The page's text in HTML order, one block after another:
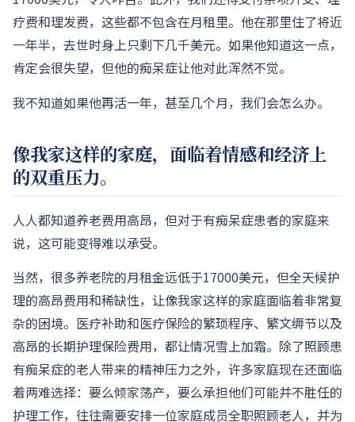
疗费和理发费，这些都不包含在月租里。他在那里住了将近
一年半，去世时身上只剩下几千美元。如果他知道这一点，
肯定会很失望，但他的痴呆症让他对此浑然不觉。
我不知道如果他再活一​​年，甚至几个月，我们会怎么办。
像我家这样的家庭，面临着情感和经济上
的双重压力。
人人都知道养老费用高昂，但对于有痴呆症患者的家庭来
说，这可能变得难以承受。
当然，很多养老院的月租金远低于17000美元，但全天候护
理的高昂费用和稀缺性，让像我家这样的家庭面临着非常复
杂的困境。医疗补助和医疗保险的繁琐程序、繁文缛节以及
高昂的长期护理保险费用，都让情况雪上加霜。除了照顾患
有痴呆症的老人带来的精神压力之外，许多家庭现在还面临
着两难选择：要么倾家荡产，要么承担他们可能并不胜任的
护理工作，往往需要安排一位家庭成员全职照顾老人，并为